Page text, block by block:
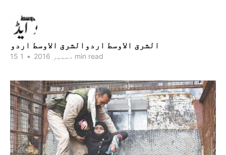
الشرق الاوسط اردوالشرق الاوسط اردو
15 دسمبر 2016 • 1 min read